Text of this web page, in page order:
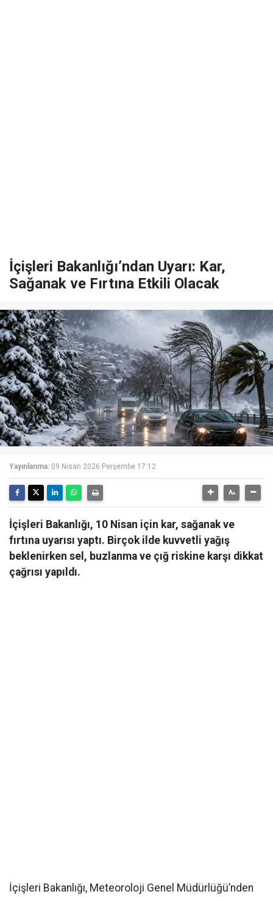
İçişleri Bakanlığı’ndan Uyarı: Kar,
Sağanak ve Fırtına Etkili Olacak
Yayınlanma: 09 Nisan 2026 Perşembe 17:12
İçişleri Bakanlığı, 10 Nisan için kar, sağanak ve
fırtına uyarısı yaptı. Birçok ilde kuvvetli yağış
beklenirken sel, buzlanma ve çığ riskine karşı dikkat
çağrısı yapıldı.
İçişleri Bakanlığı, Meteoroloji Genel Müdürlüğü’nden